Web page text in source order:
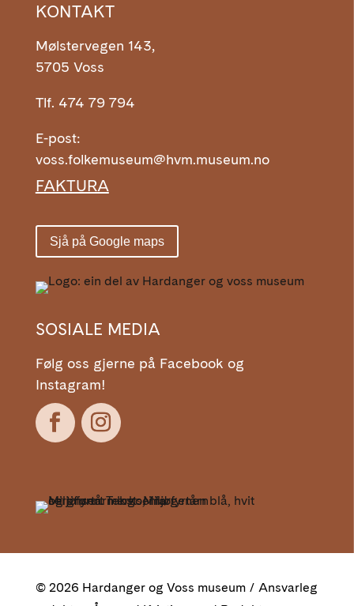
KONTAKT
Mølstervegen 143,
5705 Voss
Tlf. 474 79 794
E-post:
voss.folkemuseum@hvm.museum.no
FAKTURA
Sjå på Google maps
SOSIALE MEDIA
Følg oss gjerne på Facebook og
Instagram!
© 2026 Hardanger og Voss museum / Ansvarleg